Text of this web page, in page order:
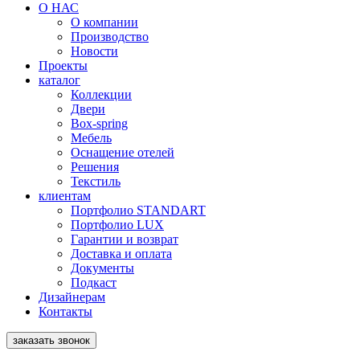
О НАС
О компании
Производство
Новости
Проекты
каталог
Коллекции
Двери
Box-spring
Мебель
Оснащение отелей
Решения
Текстиль
клиентам
Портфолио STANDART
Портфолио LUX
Гарантии и возврат
Доставка и оплата
Документы
Подкаст
Дизайнерам
Контакты
заказать звонок